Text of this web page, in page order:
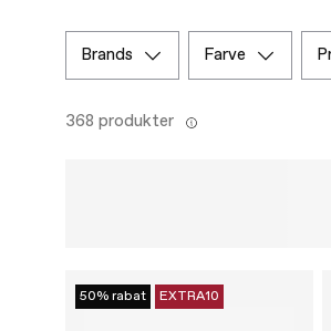
brands farve
368 produkter
50% rabat EXTRA10